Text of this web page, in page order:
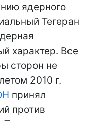
ядерного
Тегеран
характер. Все
сторон не
2010 г.
принял
против